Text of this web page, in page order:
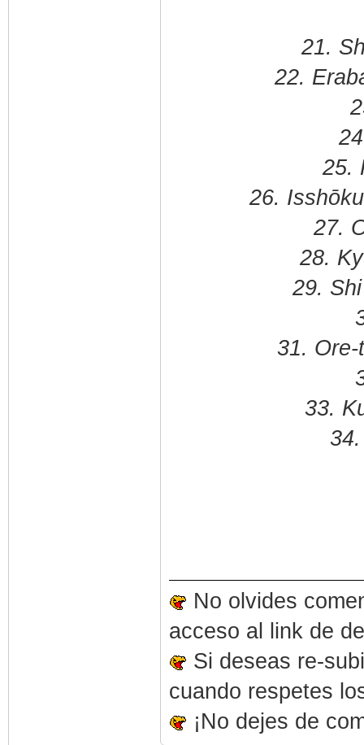
21.
22.
25.
26.
27.
28.
29.
31.
33.
No olvides
acceso al link de
Si deseas re-
cuando respetes
¡No dejes de